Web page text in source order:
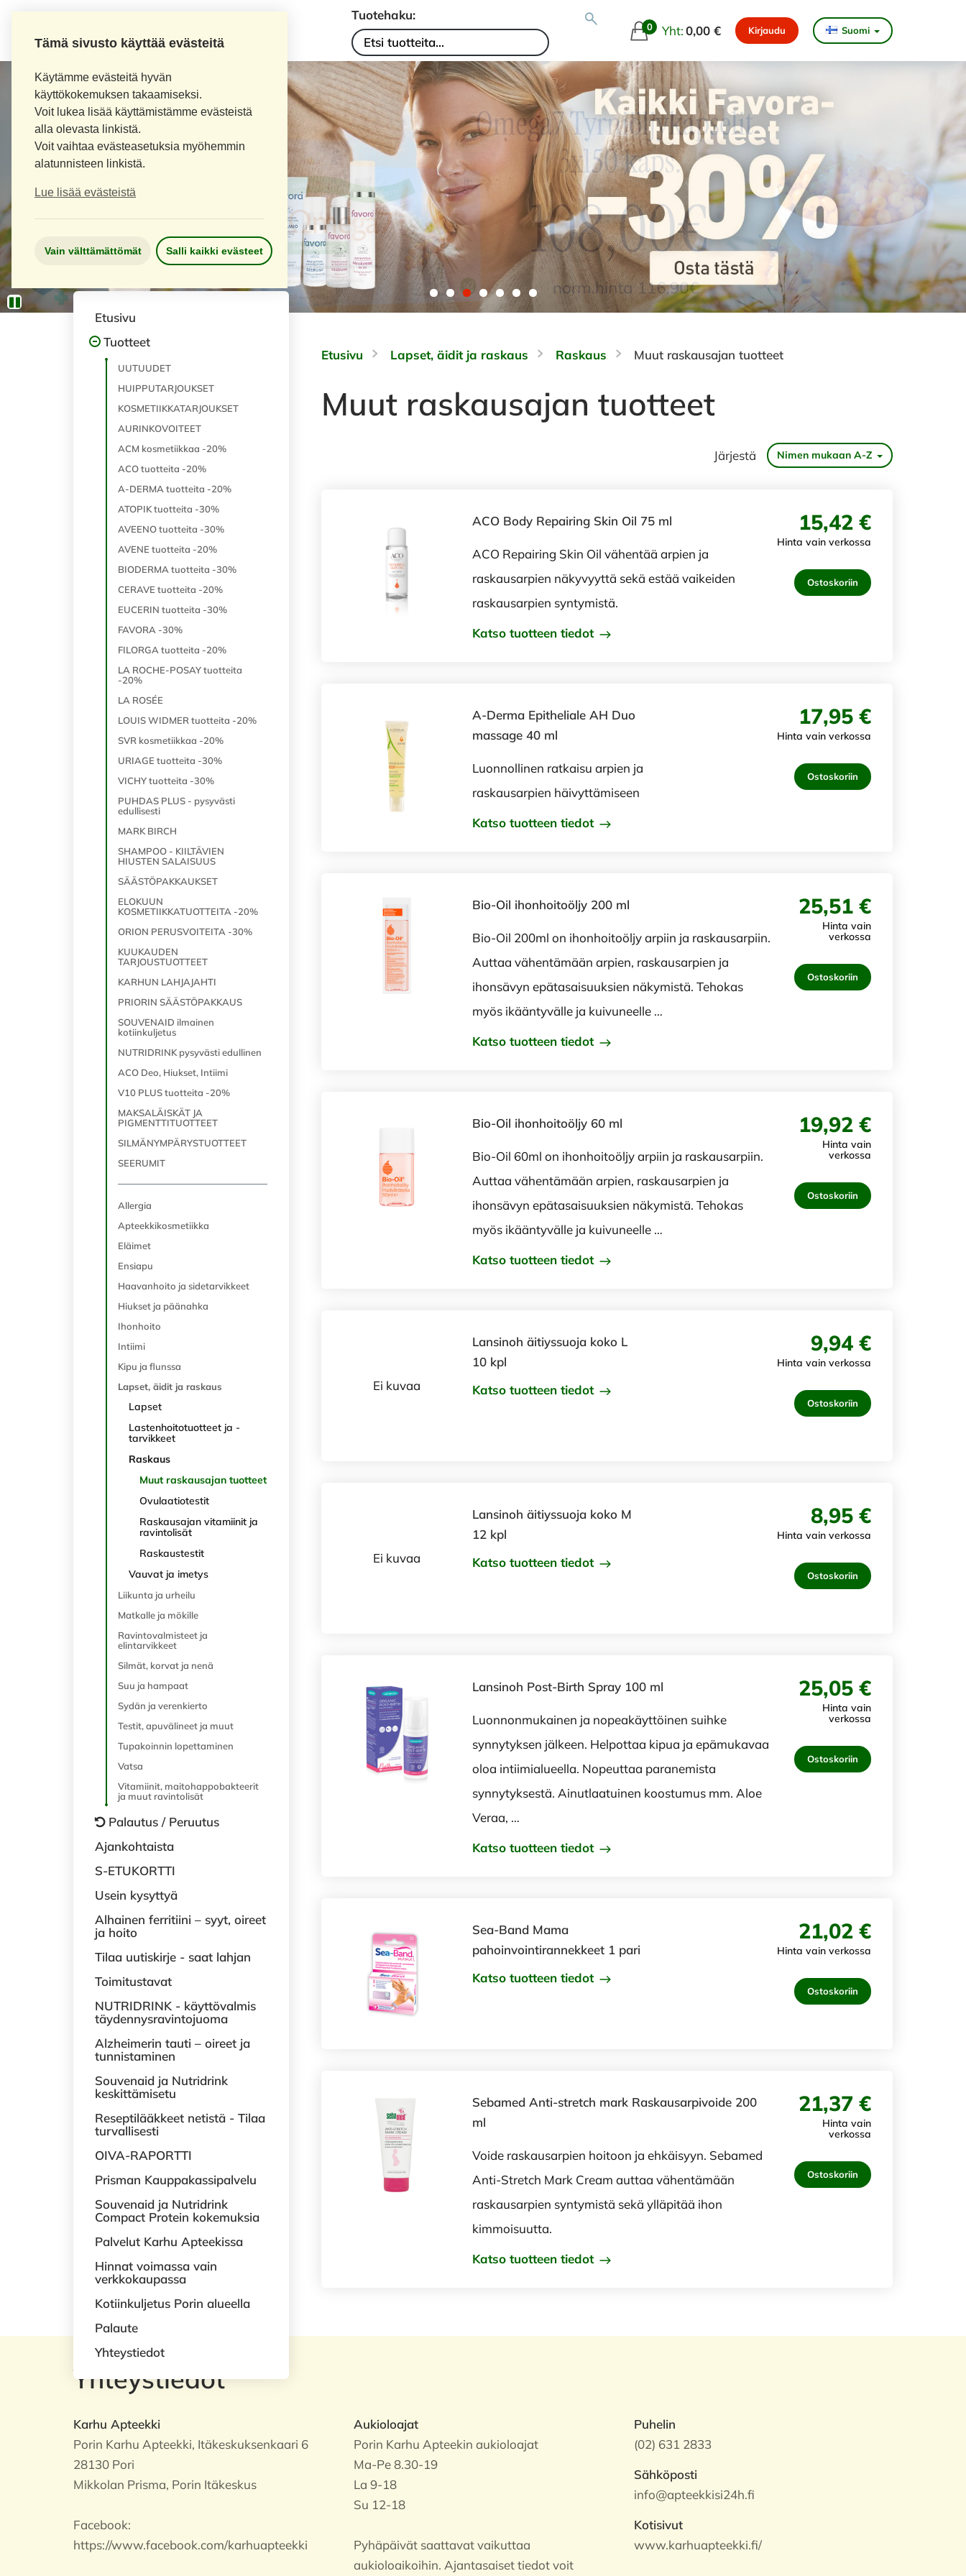
Tämä sivusto käyttää evästeitä
Käytämme evästeitä hyvän
käyttökokemuksen takaamiseksi.
Voit lukea lisää käyttämistämme evästeistä
alla olevasta linkistä.
Voit vaihtaa evästeasetuksia myöhemmin
alatunnisteen linkistä.
Lue lisää evästeistä
Vain välttämättömät Salli kaikki evästeet
Tuotehaku:
0 Yht:0,00 € Kirjaudu Suomi
Etusivu
Tuotteet
UUTUUDET
HUIPPUTARJOUKSET
KOSMETIIKKATARJOUKSET
AURINKOVOITEET
ACM kosmetiikkaa -20%
ACO tuotteita -20%
A-DERMA tuotteita -20%
ATOPIK tuotteita -30%
AVEENO tuotteita -30%
AVENE tuotteita -20%
BIODERMA tuotteita -30%
CERAVE tuotteita -20%
EUCERIN tuotteita -30%
FAVORA -30%
FILORGA tuotteita -20%
LA ROCHE-POSAY tuotteita
-20%
LA ROSÉE
LOUIS WIDMER tuotteita -20%
SVR kosmetiikkaa -20%
URIAGE tuotteita -30%
VICHY tuotteita -30%
PUHDAS PLUS - pysyvästi
edullisesti
MARK BIRCH
SHAMPOO - KIILTÄVIEN
HIUSTEN SALAISUUS
SÄÄSTÖPAKKAUKSET
ELOKUUN
KOSMETIIKKATUOTTEITA -20%
ORION PERUSVOITEITA -30%
KUUKAUDEN
TARJOUSTUOTTEET
KARHUN LAHJAJAHTI
PRIORIN SÄÄSTÖPAKKAUS
SOUVENAID ilmainen
kotiinkuljetus
NUTRIDRINK pysyvästi edullinen
ACO Deo, Hiukset, Intiimi
V10 PLUS tuotteita -20%
MAKSALÄISKÄT JA
PIGMENTTITUOTTEET
SILMÄNYMPÄRYSTUOTTEET
SEERUMIT
Allergia
Apteekkikosmetiikka
Eläimet
Ensiapu
Haavanhoito ja sidetarvikkeet
Hiukset ja päänahka
Ihonhoito
Intiimi
Kipu ja flunssa
Lapset, äidit ja raskaus
Lapset
Lastenhoitotuotteet ja -
tarvikkeet
Raskaus
Muut raskausajan tuotteet
Ovulaatiotestit
Raskausajan vitamiinit ja
ravintolisät
Raskaustestit
Vauvat ja imetys
Liikunta ja urheilu
Matkalle ja mökille
Ravintovalmisteet ja
elintarvikkeet
Silmät, korvat ja nenä
Suu ja hampaat
Sydän ja verenkierto
Testit, apuvälineet ja muut
Tupakoinnin lopettaminen
Vatsa
Vitamiinit, maitohappobakteerit
ja muut ravintolisät
Palautus / Peruutus
Ajankohtaista
S-ETUKORTTI
Usein kysyttyä
Alhainen ferritiini – syyt, oireet
ja hoito
Tilaa uutiskirje - saat lahjan
Toimitustavat
NUTRIDRINK - käyttövalmis
täydennysravintojuoma
Alzheimerin tauti – oireet ja
tunnistaminen
Souvenaid ja Nutridrink
keskittämisetu
Reseptilääkkeet netistä - Tilaa
turvallisesti
OIVA-RAPORTTI
Prisman Kauppakassipalvelu
Souvenaid ja Nutridrink
Compact Protein kokemuksia
Palvelut Karhu Apteekissa
Hinnat voimassa vain
verkkokaupassa
Kotiinkuljetus Porin alueella
Palaute
Yhteystiedot
Etusivu Lapset, äidit ja raskaus Raskaus Muut raskausajan tuotteet
Muut raskausajan tuotteet
Järjestä Nimen mukaan A-Z
ACO Body Repairing Skin Oil 75 ml
ACO Repairing Skin Oil vähentää arpien ja
raskausarpien näkyvyyttä sekä estää vaikeiden
raskausarpien syntymistä.
Katso tuotteen tiedot
15,42 €
Hinta vain verkossa
Ostoskoriin
A-Derma Epitheliale AH Duo
massage 40 ml
Luonnollinen ratkaisu arpien ja
raskausarpien häivyttämiseen
Katso tuotteen tiedot
17,95 €
Hinta vain verkossa
Ostoskoriin
Bio-Oil ihonhoitoöljy 200 ml
Bio-Oil 200ml on ihonhoitoöljy arpiin ja raskausarpiin.
Auttaa vähentämään arpien, raskausarpien ja
ihonsävyn epätasaisuuksien näkymistä. Tehokas
myös ikääntyvälle ja kuivuneelle …
Katso tuotteen tiedot
25,51 €
Hinta vain
verkossa
Ostoskoriin
Bio-Oil ihonhoitoöljy 60 ml
Bio-Oil 60ml on ihonhoitoöljy arpiin ja raskausarpiin.
Auttaa vähentämään arpien, raskausarpien ja
ihonsävyn epätasaisuuksien näkymistä. Tehokas
myös ikääntyvälle ja kuivuneelle …
Katso tuotteen tiedot
19,92 €
Hinta vain
verkossa
Ostoskoriin
Ei kuvaa
Lansinoh äitiyssuoja koko L
10 kpl
Katso tuotteen tiedot
9,94 €
Hinta vain verkossa
Ostoskoriin
Ei kuvaa
Lansinoh äitiyssuoja koko M
12 kpl
Katso tuotteen tiedot
8,95 €
Hinta vain verkossa
Ostoskoriin
Lansinoh Post-Birth Spray 100 ml
Luonnonmukainen ja nopeakäyttöinen suihke
synnytyksen jälkeen. Helpottaa kipua ja epämukavaa
oloa intiimialueella. Nopeuttaa paranemista
synnytyksestä. Ainutlaatuinen koostumus mm. Aloe
Veraa, …
Katso tuotteen tiedot
25,05 €
Hinta vain
verkossa
Ostoskoriin
Sea-Band Mama
pahoinvointirannekkeet 1 pari
Katso tuotteen tiedot
21,02 €
Hinta vain verkossa
Ostoskoriin
Sebamed Anti-stretch mark Raskausarpivoide 200
ml
Voide raskausarpien hoitoon ja ehkäisyyn. Sebamed
Anti-Stretch Mark Cream auttaa vähentämään
raskausarpien syntymistä sekä ylläpitää ihon
kimmoisuutta.
Katso tuotteen tiedot
21,37 €
Hinta vain
verkossa
Ostoskoriin
Yhteystiedot
Karhu Apteekki
Porin Karhu Apteekki, Itäkeskuksenkaari 6
28130 Pori
Mikkolan Prisma, Porin Itäkeskus
Facebook:
https://www.facebook.com/karhuapteekki
Aukioloajat
Porin Karhu Apteekin aukioloajat
Ma-Pe 8.30-19
La 9-18
Su 12-18
Pyhäpäivät saattavat vaikuttaa
aukioloaikoihin. Ajantasaiset tiedot voit
Puhelin
(02) 631 2833
Sähköposti
info@apteekkisi24h.fi
Kotisivut
www.karhuapteekki.fi/